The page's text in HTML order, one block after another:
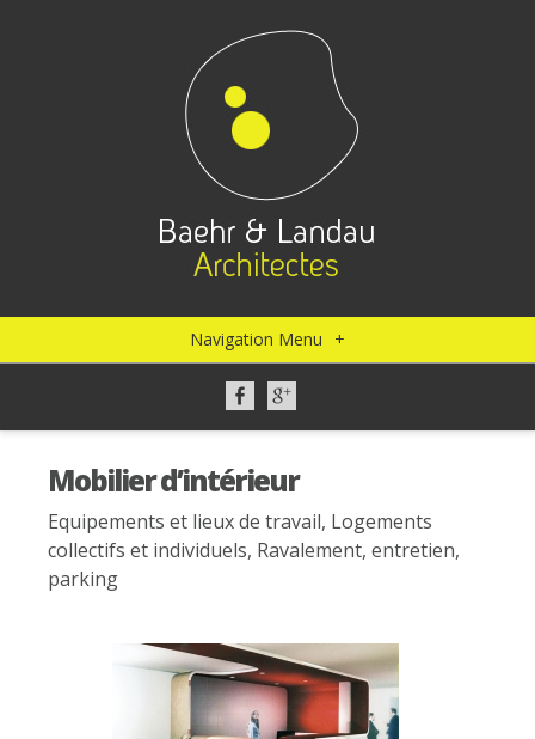
Navigation Menu +
Mobilier d’intérieur
Equipements et lieux de travail, Logements
collectifs et individuels, Ravalement, entretien,
parking